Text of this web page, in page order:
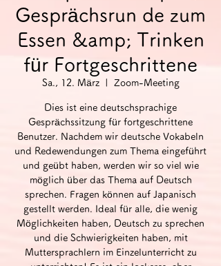
Gesprächsrun de zum
Essen &amp; Trinken
für Fortgeschrittene
Sa., 12. März
  |
Zoom-Meeting
Dies ist eine deutschsprachige
Gesprächssitzung für fortgeschrittene
Benutzer. Nachdem wir deutsche Vokabeln
und Redewendungen zum Thema eingeführt
und geübt haben, werden wir so viel wie
möglich über das Thema auf Deutsch
sprechen. Fragen können auf Japanisch
gestellt werden. Ideal für alle, die wenig
Möglichkeiten haben, Deutsch zu sprechen
und die Schwierigkeiten haben, mit
Muttersprachlern im Einzelunterricht zu